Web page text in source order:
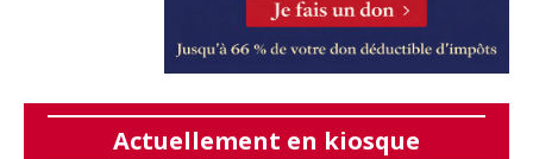
Actuellement en kiosque